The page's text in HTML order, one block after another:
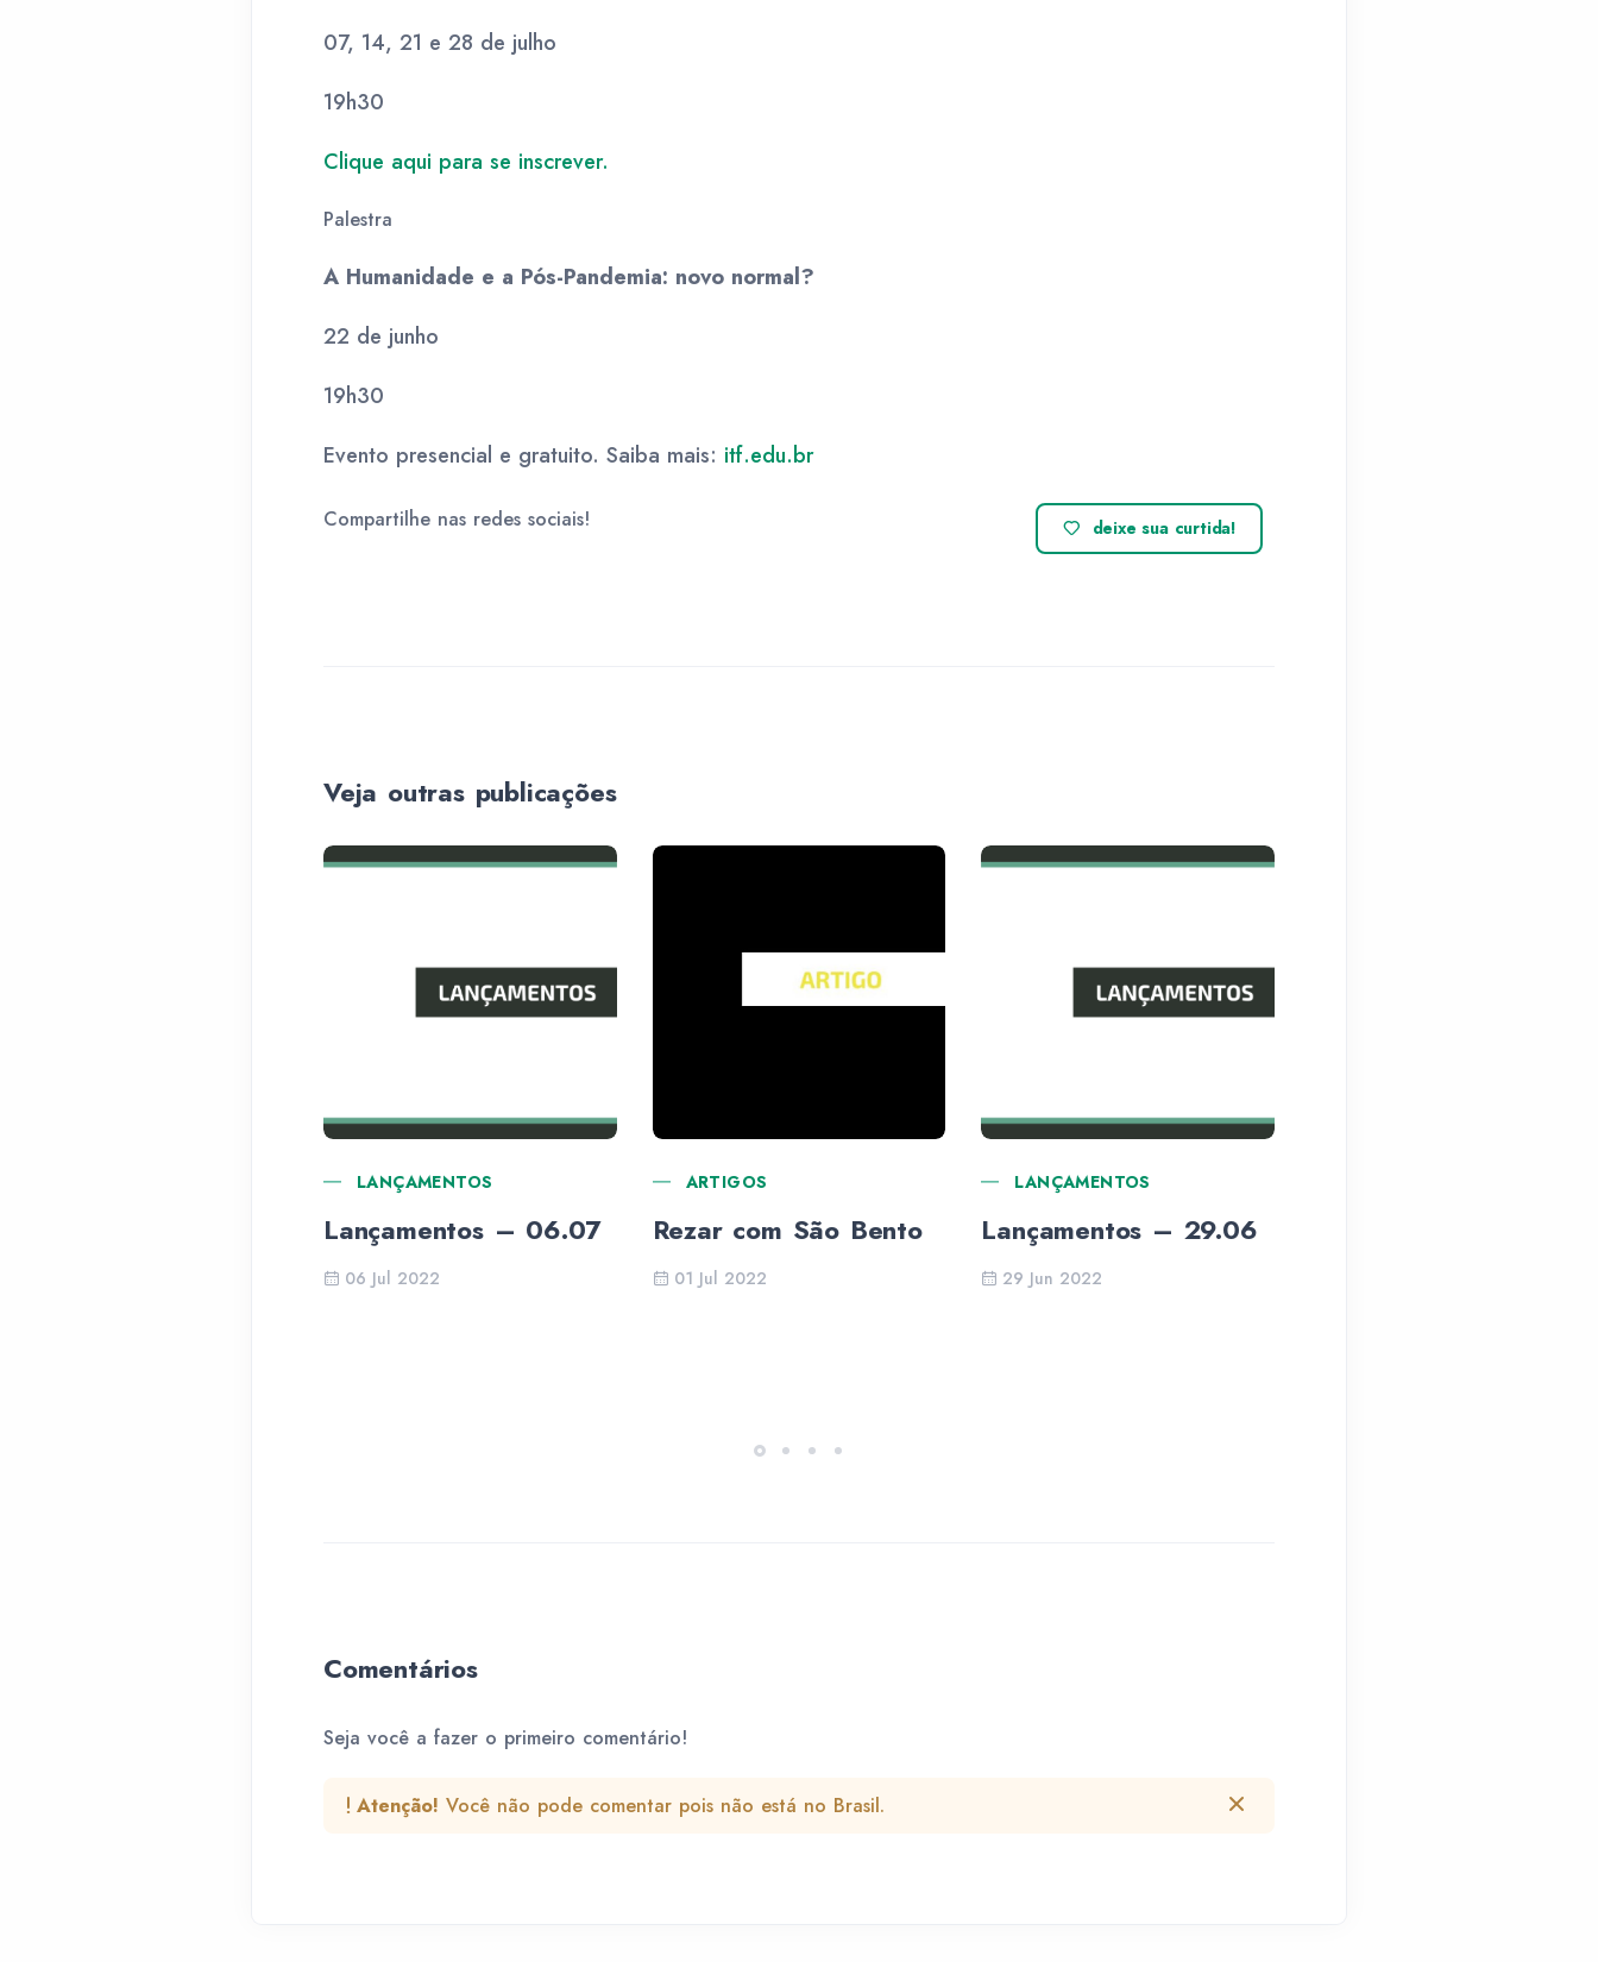
07, 14, 21 e 28 de julho
19h30
Clique aqui para se inscrever.
Palestra
A Humanidade e a Pós-Pandemia: novo normal?
22 de junho
19h30
Evento presencial e gratuito. Saiba mais: itf.edu.br
Compartilhe nas redes sociais! deixe sua curtida!
Veja outras publicações
LANÇAMENTOS
Lançamentos – 06.07
06 Jul 2022
ARTIGOS
Rezar com São Bento
01 Jul 2022
LANÇAMENTOS
Lançamentos – 29.06
29 Jun 2022
Comentários
Seja você a fazer o primeiro comentário!
Atenção! Você não pode comentar pois não está no Brasil.